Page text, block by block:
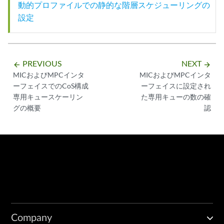
動的プロファイルでの静的な階層スケジューリングの
設定
arrow_backward PREVIOUS
MICおよびMPCインタ
ーフェイスでのCoS構成
専用キュースケーリン
グの概要
NEXT arrow_forward
MICおよびMPCインタ
ーフェイスに設定され
た専用キューの数の確
認
Company